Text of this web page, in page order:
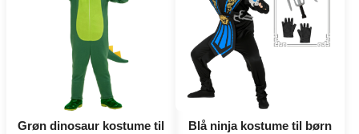
Grøn dinosaur kostume til Blå ninja kostume til børn